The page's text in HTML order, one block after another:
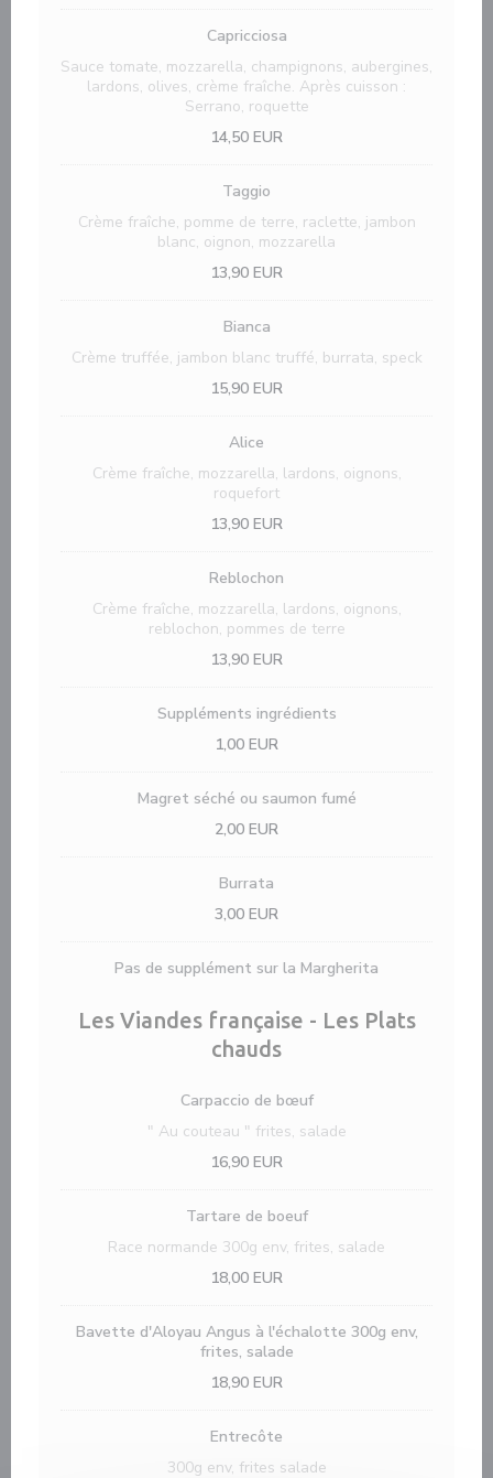
Capricciosa
Sauce tomate, mozzarella, champignons, aubergines,
lardons, olives, crème fraîche. Après cuisson :
Serrano, roquette
14,50 EUR
Taggio
Crème fraîche, pomme de terre, raclette, jambon
blanc, oignon, mozzarella
13,90 EUR
Bianca
Crème truffée, jambon blanc truffé, burrata, speck
15,90 EUR
Alice
Crème fraîche, mozzarella, lardons, oignons,
roquefort
13,90 EUR
Reblochon
Crème fraîche, mozzarella, lardons, oignons,
reblochon, pommes de terre
13,90 EUR
Suppléments ingrédients
1,00 EUR
Magret séché ou saumon fumé
2,00 EUR
Burrata
3,00 EUR
Pas de supplément sur la Margherita
Les Viandes française - Les Plats
chauds
Carpaccio de bœuf
" Au couteau " frites, salade
16,90 EUR
Tartare de boeuf
Race normande 300g env, frites, salade
18,00 EUR
Bavette d'Aloyau Angus à l'échalotte 300g env,
frites, salade
18,90 EUR
Entrecôte
300g env, frites salade